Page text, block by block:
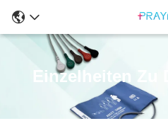
Einzelheiten Zu